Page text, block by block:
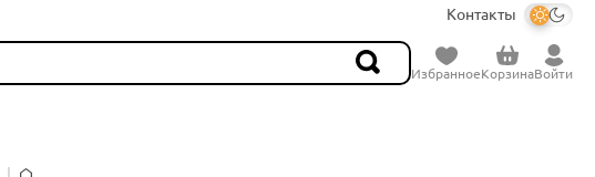
Контакты
ИзбранноеКорзинаВойти